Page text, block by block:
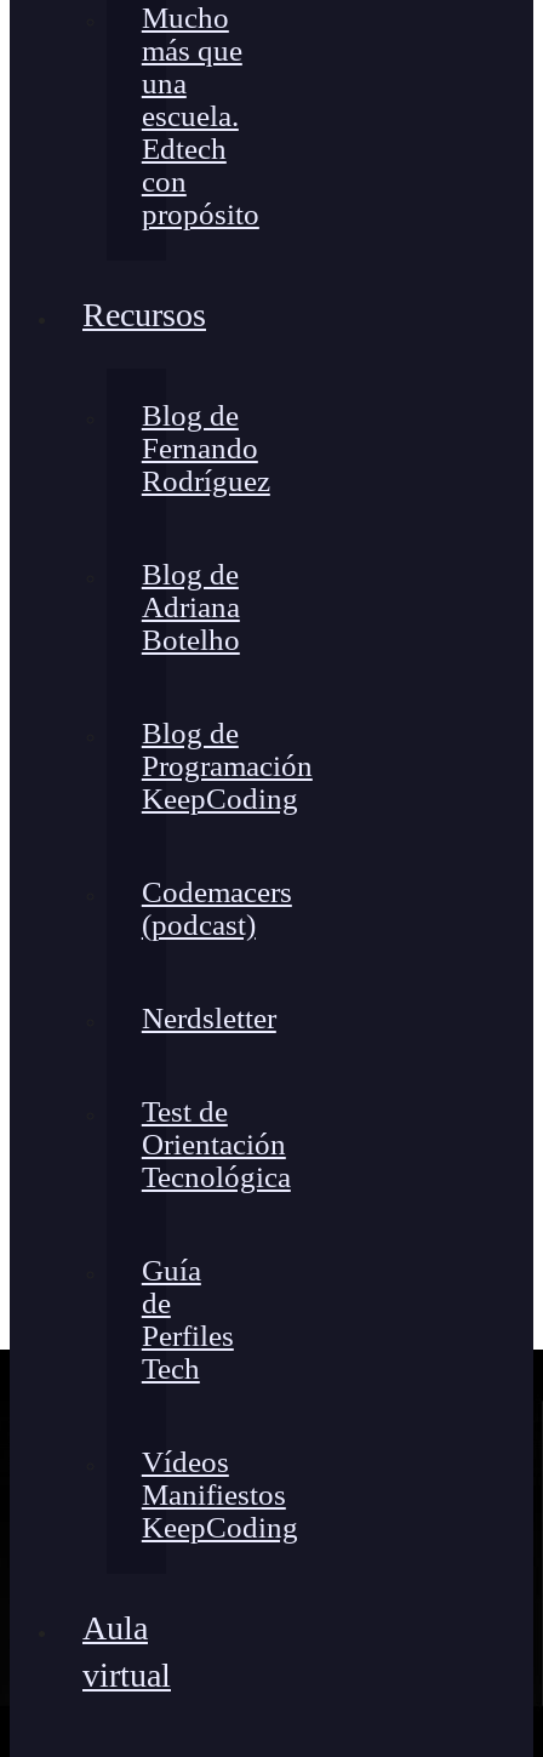
Mucho
más que
una
escuela.
Edtech
con
propósito
Recursos
Blog de
Fernando
Rodríguez
Blog de
Adriana
Botelho
Blog de
Programación
KeepCoding
Codemacers
(podcast)
Nerdsletter
Test de
Orientación
Tecnológica
Guía
de
Perfiles
Tech
Vídeos
Manifiestos
KeepCoding
Aula
virtual